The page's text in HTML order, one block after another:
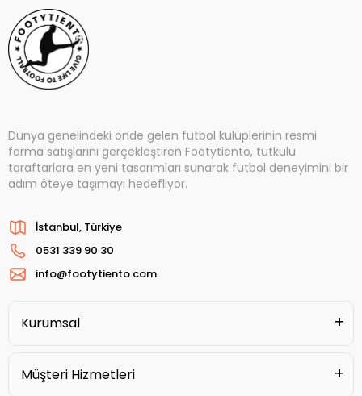
Dünya genelindeki önde gelen futbol kulüplerinin resmi
forma satışlarını gerçekleştiren Footytiento, tutkulu
taraftarlara en yeni tasarımları sunarak futbol deneyimini bir
adım öteye taşımayı hedefliyor.
İstanbul, Türkiye
0531 339 90 30
info@footytiento.com
Kurumsal
Müşteri Hizmetleri